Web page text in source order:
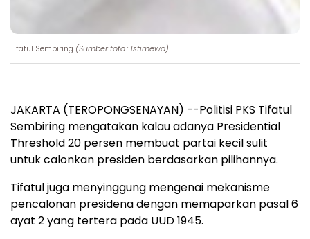
Tifatul Sembiring (Sumber foto : Istimewa)
JAKARTA (TEROPONGSENAYAN) --Politisi PKS Tifatul
Sembiring mengatakan kalau adanya Presidential
Threshold 20 persen membuat partai kecil sulit
untuk calonkan presiden berdasarkan pilihannya.
Tifatul juga menyinggung mengenai mekanisme
pencalonan presidena dengan memaparkan pasal 6
ayat 2 yang tertera pada UUD 1945.